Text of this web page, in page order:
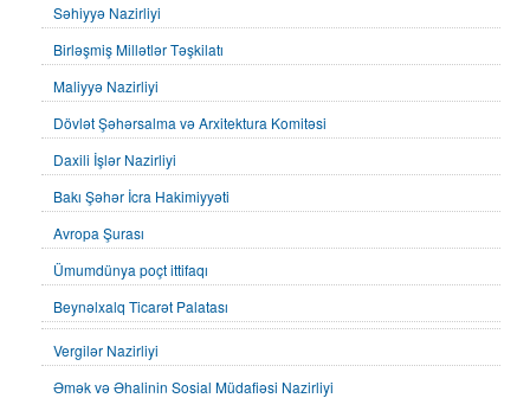
Səhiyyə Nazirliyi
Birləşmiş Millətlər Təşkilatı
Maliyyə Nazirliyi
Dövlət Şəhərsalma və Arxitektura Komitəsi
Daxili İşlər Nazirliyi
Bakı Şəhər İcra Hakimiyyəti
Avropa Şurası
Ümumdünya poçt ittifaqı
Beynəlxalq Ticarət Palatası
Vergilər Nazirliyi
Əmək və Əhalinin Sosial Müdafiəsi Nazirliyi